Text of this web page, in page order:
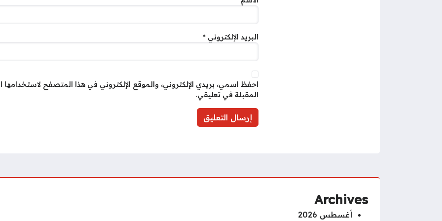
البريد الإلكتروني *
احفظ اسمي، بريدي الإلكتروني، والموقع الإلكتروني في هذا المتصفح لاستخدامها
المقبلة في تعليقي.
Archives
أغسطس 2026